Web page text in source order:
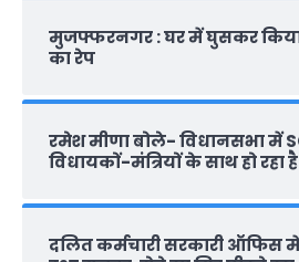
मुजफ्फरनगर : घर में घुसकर
का रेप
रमेश मीणा बोले- विधानसभा में
विधायकों-मंत्रियों के साथ हो रहा
दलित कर्मचारी सरकारी ऑफ‍िस में